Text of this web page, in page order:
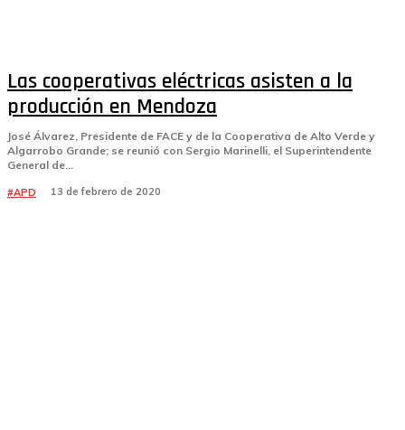
Las cooperativas eléctricas asisten a la
producción en Mendoza
José Álvarez, Presidente de FACE y de la Cooperativa de Alto Verde y
Algarrobo Grande; se reunió con Sergio Marinelli, el Superintendente
General de...
#APD 13 de febrero de 2020